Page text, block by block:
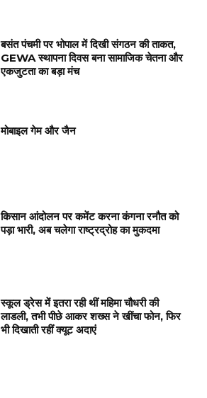
बसंत पंचमी पर भोपाल में दिखी संगठन की ताकत,
GEWA स्थापना दिवस बना सामाजिक चेतना और
एकजुटता का बड़ा मंच
मोबाइल गेम और जैन
किसान आंदोलन पर कमेंट करना कंगना रनौत को
पड़ा भारी, अब चलेगा राष्ट्रद्रोह का मुकदमा
स्कूल ड्रेस में इतरा रही थीं महिमा चौधरी की
लाडली, तभी पीछे आकर शख्स ने खींचा फोन, फिर
भी दिखाती रहीं क्यूट अदाएं